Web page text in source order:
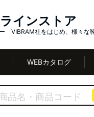
インストア
VIBRAM社をはじめ、様々な
WEBカタログ